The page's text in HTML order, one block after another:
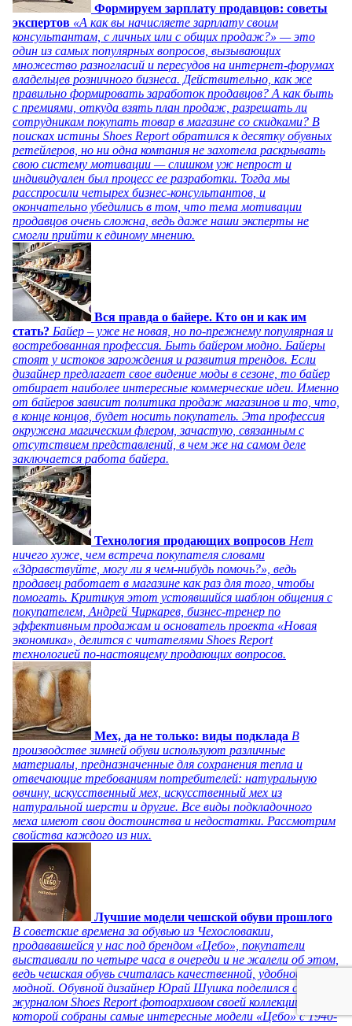
Формируем зарплату продавцов: советы
экспертов «А как вы начисляете зарплату своим
консультантам, с личных или с общих продаж?» — это
один из самых популярных вопросов, вызывающих
множество разногласий и пересудов на интернет-форумах
владельцев розничного бизнеса. Действительно, как же
правильно формировать заработок продавцов? А как быть
с премиями, откуда взять план продаж, разрешать ли
сотрудникам покупать товар в магазине со скидками? В
поисках истины Shoes Report обратился к десятку обувных
ретейлеров, но ни одна компания не захотела раскрывать
свою систему мотивации — слишком уж непрост и
индивидуален был процесс ее разработки. Тогда мы
расспросили четырех бизнес-консультантов, и
окончательно убедились в том, что тема мотивации
продавцов очень сложна, ведь даже наши эксперты не
смогли прийти к единому мнению.
Вся правда о байере. Кто он и как им
стать? Байер – уже не новая, но по-прежнему популярная и
востребованная профессия. Быть байером модно. Байеры
стоят у истоков зарождения и развития трендов. Если
дизайнер предлагает свое видение моды в сезоне, то байер
отбирает наиболее интересные коммерческие идеи. Именно
от байеров зависит политика продаж магазинов и то, что,
в конце концов, будет носить покупатель. Эта профессия
окружена магическим флером, зачастую, связанным с
отсутствием представлений, в чем же на самом деле
заключается работа байера.
Технология продающих вопросов Нет
ничего хуже, чем встреча покупателя словами
«Здравствуйте, могу ли я чем-нибудь помочь?», ведь
продавец работает в магазине как раз для того, чтобы
помогать. Критикуя этот устоявшийся шаблон общения с
покупателем, Андрей Чиркарев, бизнес-тренер по
эффективным продажам и основатель проекта «Новая
экономика», делится с читателями Shoes Report
технологией по-настоящему продающих вопросов.
Мех, да не только: виды подклада В
производстве зимней обуви используют различные
материалы, предназначенные для сохранения тепла и
отвечающие требованиям потребителей: натуральную
овчину, искусственный мех, искусственный мех из
натуральной шерсти и другие. Все виды подкладочного
меха имеют свои достоинства и недостатки. Рассмотрим
свойства каждого из них.
Лучшие модели чешской обуви прошлого
В советские времена за обувью из Чехословакии,
продававшейся у нас под брендом «Цебо», покупатели
выстаивали по четыре часа в очереди и не жалели об этом,
ведь чешская обувь считалась качественной, удобной и
модной. Обувной дизайнер Юрай Шушка поделился с
журналом Shoes Report фотоархивом своей коллекции, в
которой собраны самые интересные модели «Цебо» с 1940-